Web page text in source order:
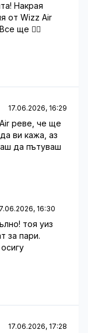
Накрая
от Wizz Air
ще 🤷‍♂️
17.06.2026, 16:29
реве, че ще
ви кажа, аз
да пътуваш
16:30
тоя уиз
за пари.
17.06.2026, 17:28